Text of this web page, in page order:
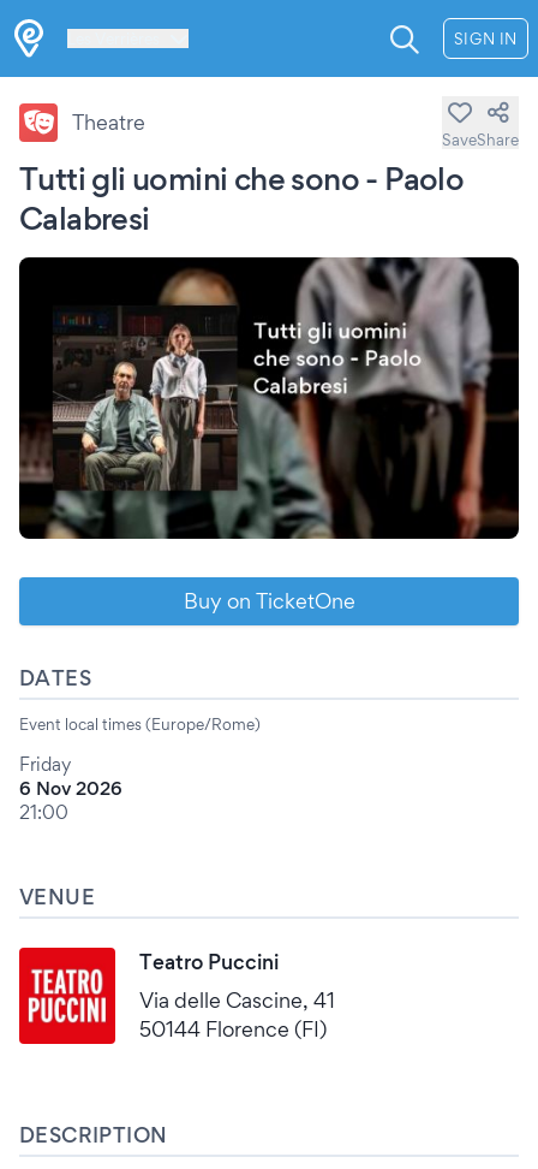
SIGN IN
Tutti gli uomini che sono - Paolo
Calabresi
Theatre
SaveShare
Buy on TicketOne
DATES
Event local times (Europe/Rome)
Friday
6 Nov 2026
21:00
VENUE
Teatro Puccini
Via delle Cascine, 41
50144 Florence (FI)
DESCRIPTION